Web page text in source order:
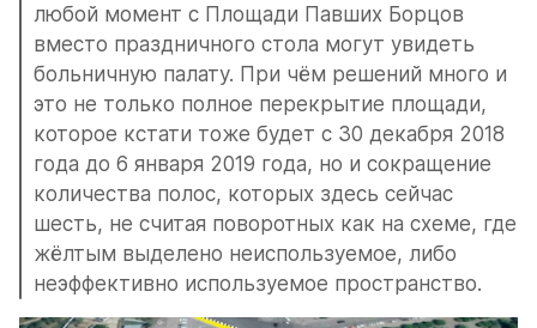
любой момент с Площади Павших Борцов
вместо праздничного стола могут увидеть
больничную палату. При чём решений много и
это не только полное перекрытие площади,
которое кстати тоже будет с 30 декабря 2018
года до 6 января 2019 года, но и сокращение
количества полос, которых здесь сейчас
шесть, не считая поворотных как на схеме, где
жёлтым выделено неиспользуемое, либо
неэффективно используемое пространство.